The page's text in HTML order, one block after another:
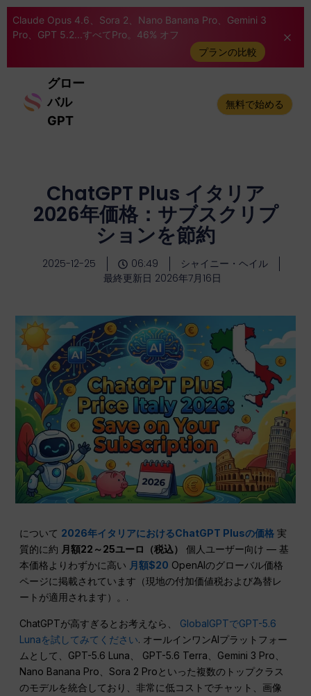
Claude Opus 4.6、Sora 2、Nano Banana Pro、Gemini 3
Pro、GPT 5.2...すべてPro。46% オフ
プランの比較
グロー
バル
GPT
無料で始める
ChatGPT Plus イタリア
2026年価格：サブスクリプ
ションを節約
2025-12-25 06:49
シャイニー・ヘイル
最終更新日 2026年7月16日
について 2026年イタリアにおけるChatGPT Plusの価格 実
質的に約 月額22～25ユーロ（税込）
個人ユーザー向け — 基
本価格よりわずかに高い 月額$20 OpenAIのグローバル価格
ページに掲載されています（現地の付加価値税および為替レ
ートが適用されます）。.
ChatGPTが高すぎるとお考えなら、 GlobalGPTでGPT-5.6
Lunaを試してみてください. オールインワンAIプラットフォー
ムとして、GPT-5.6 Luna、 GPT-5.6 Terra、Gemini 3 Pro、
Nano Banana Pro、Sora 2 Proといった複数のトップクラス
のモデルを統合しており、非常に低コストでチャット、画像